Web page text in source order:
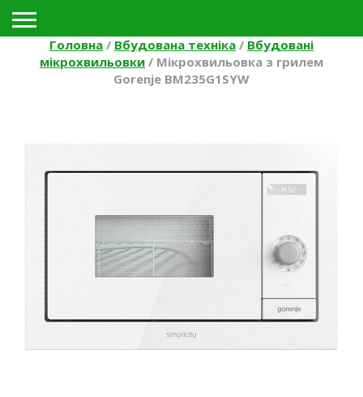
Головна / Вбудована техніка / Вбудовані
мікрохвильовки / Мікрохвильовка з грилем
Gorenje BM235G1SYW